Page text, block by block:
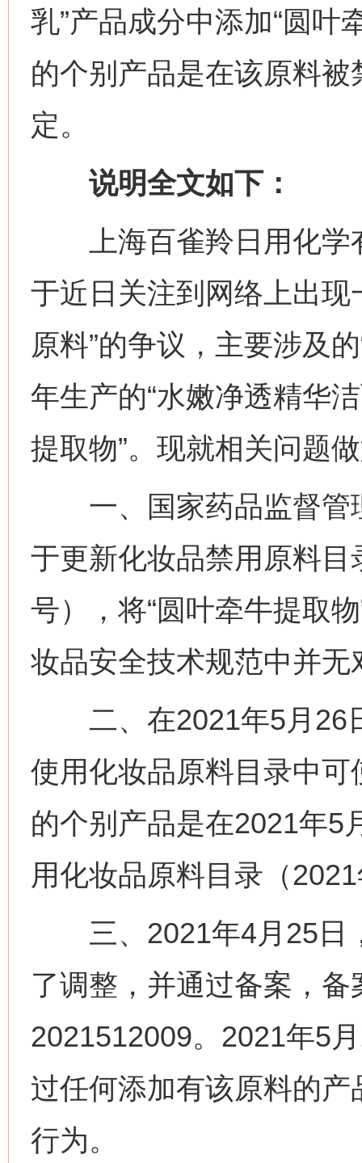
乳”产品成分中添加“圆叶
的个别产品是在该原料
定。
说明全文如下：
上海百雀羚日用化学
于近日关注到网络上出现
原料”的争议，主要涉及
年生产的“水嫩净透精华
提取物”。现就相关问题
一、国家药品监督管
于更新化妆品禁用原料
号），将“圆叶牵牛提取
妆品安全技术规范中并
二、在2021年5月26日
使用化妆品原料目录中
的个别产品是在2021年5
用化妆品原料目录（
三、2021年4月25日
了调整，并通过备案，
2021512009。2021年5
过任何添加有该原料的
行为。